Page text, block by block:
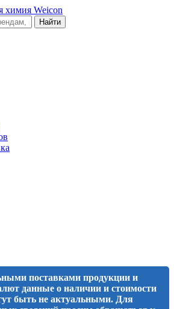
Weicon
поставками продукции и
данные о наличии и стоимости
быть не актуальными. Для